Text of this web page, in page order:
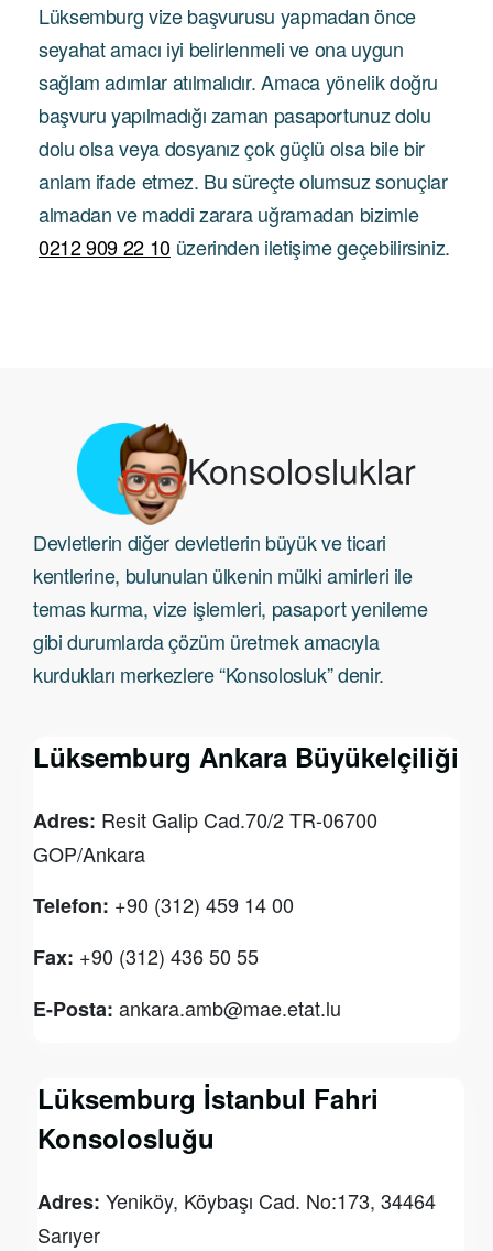
Lüksemburg vize başvurusu yapmadan önce
seyahat amacı iyi belirlenmeli ve ona uygun
sağlam adımlar atılmalıdır. Amaca yönelik doğru
başvuru yapılmadığı zaman pasaportunuz dolu
dolu olsa veya dosyanız çok güçlü olsa bile bir
anlam ifade etmez. Bu süreçte olumsuz sonuçlar
almadan ve maddi zarara uğramadan bizimle
0212 909 22 10üzerinden iletişime geçebilirsiniz.
Konsolosluklar
Devletlerin diğer devletlerin büyük ve ticari
kentlerine, bulunulan ülkenin mülki amirleri ile
temas kurma, vize işlemleri, pasaport yenileme
gibi durumlarda çözüm üretmek amacıyla
kurdukları merkezlere “Konsolosluk” denir.
Lüksemburg Ankara Büyükelçiliği
Adres: Resit Galip Cad.70/2 TR-06700
GOP/Ankara
Telefon: +90 (312) 459 14 00
Fax: +90 (312) 436 50 55
E-Posta: ankara.amb@mae.etat.lu
Lüksemburg İstanbul Fahri
Konsolosluğu
Adres: Yeniköy, Köybaşı Cad. No:173, 34464
Sarıyer